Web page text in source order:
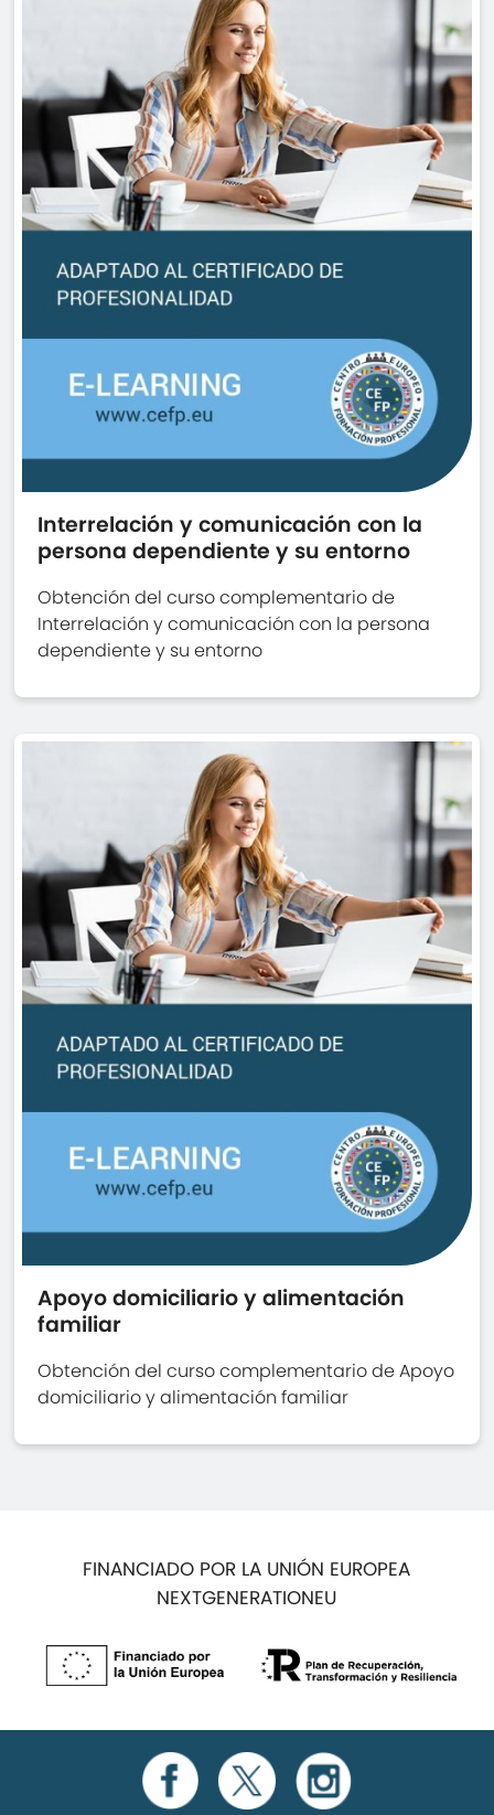
Interrelación y comunicación con la
persona dependiente y su entorno
Obtención del curso complementario de
Interrelación y comunicación con la persona
dependiente y su entorno
Apoyo domiciliario y alimentación
familiar
Obtención del curso complementario de Apoyo
domiciliario y alimentación familiar
FINANCIADO POR LA UNIÓN EUROPEA
NEXTGENERATIONEU